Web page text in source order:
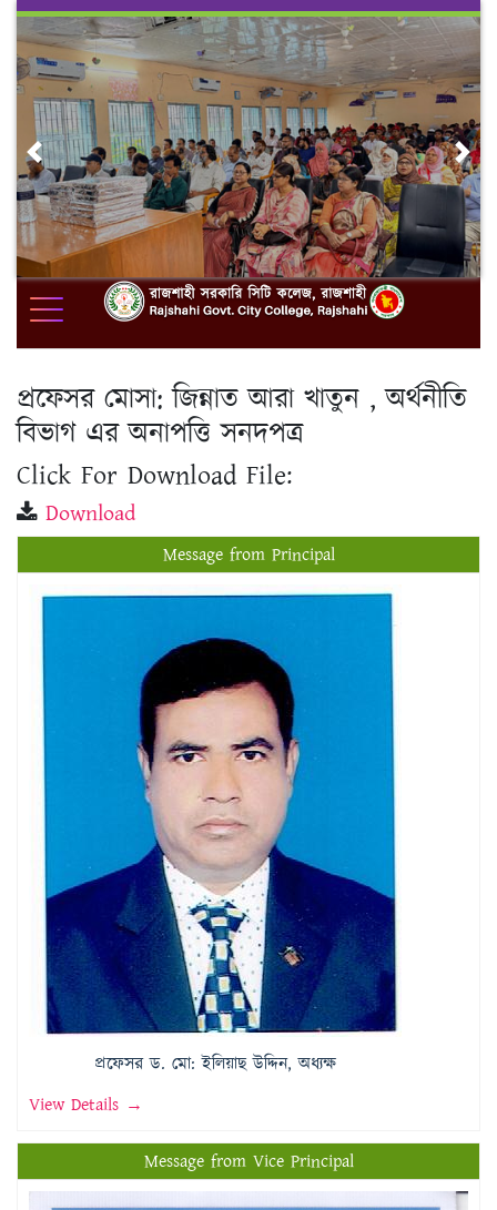
Skip
content
Previous
প্রফেসর মোসা: জিন্নাত আরা খাতুন , অর্থনীতি
বিভাগ এর অনাপত্তি সনদপত্র
Click For Download File:
Download
Message from Principal
প্রফেসর ড. মো: ইলিয়াছ উদ্দিন, অধ্যক্ষ
View Details →
Message from Vice Principal